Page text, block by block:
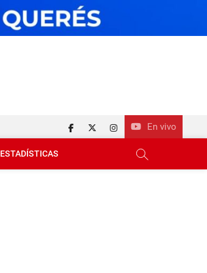
En vivo
facebook
twitterinstagram
ESTADÍSTICAS